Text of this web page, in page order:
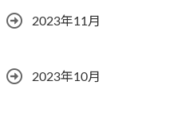
2023年11月
2023年10月